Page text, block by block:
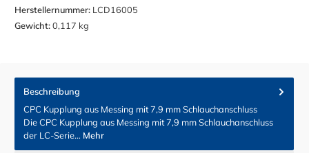
Herstellernummer: LCD16005
Gewicht:0,117 kg
Beschreibung
CPC Kupplung aus Messing mit 7,9 mm Schlauchanschluss
Die CPC Kupplung aus Messing mit 7,9 mm Schlauchanschluss
der LC-Serie… Mehr